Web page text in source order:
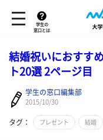
学生の
窓口とは
結婚祝いにおすす
ト20選 2ページ目
学生の窓口編集部
2015/10/30
タグ： プレゼント 結婚